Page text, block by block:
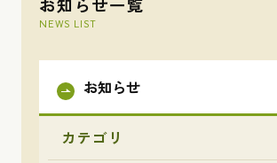
NEWS LIST
お知らせ
カテゴリ